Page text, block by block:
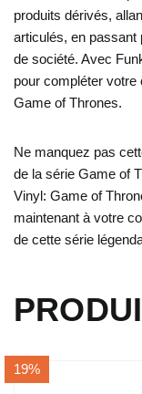
produits dérivés,
articulés, en passant
de société. Avec
pour compléter votre
Game of Thrones.
Ne manquez pas
de la série Game of
Vinyl: Game of
maintenant à votre
de cette série
19%